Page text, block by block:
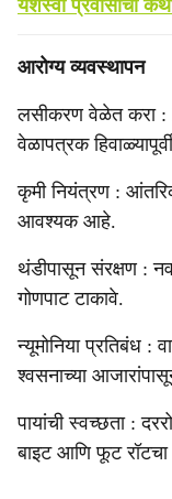
यशस्वी प्रवासाची
आरोग्य व्यवस्थापन
लसीकरण वेळेत करा :
वेळापत्रक
कृमी नियंत्रण : आंतरिक
आवश्यक आहे.
थंडीपासून संरक्षण :
गोणपाट टाकावे.
न्यूमोनिया प्रतिबंध :
श्वसनाच्या
पायांची स्वच्छता :
बाइट आणि फूट